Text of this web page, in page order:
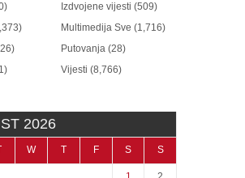
Izdvojene vijesti (509)
Multimedija Sve (1,716)
Putovanja (28)
Vijesti (8,766)
2026
W T F S S